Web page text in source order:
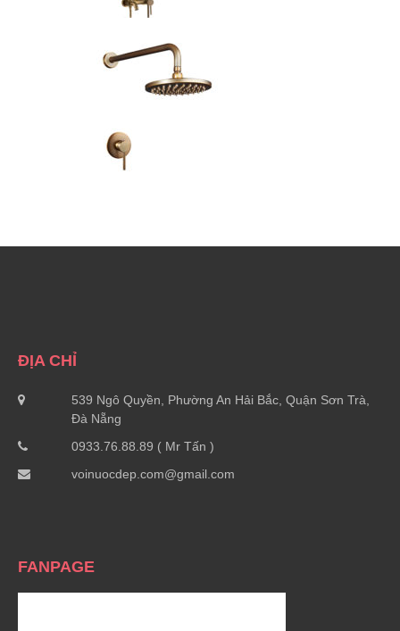
ĐỊA CHỈ
539 Ngô Quyền, Phường An Hải Bắc, Quận Sơn Trà,
Đà Nẵng
0933.76.88.89 ( Mr Tấn )
voinuocdep.com@gmail.com
FANPAGE